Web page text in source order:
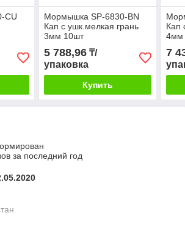
CU
Мормышка SP-6830-BN
Кап с ушк.мелкая грань
3мм 10шт
5 788,96₸/
упаковка
Купить
Кап
4мм
7
за последний год